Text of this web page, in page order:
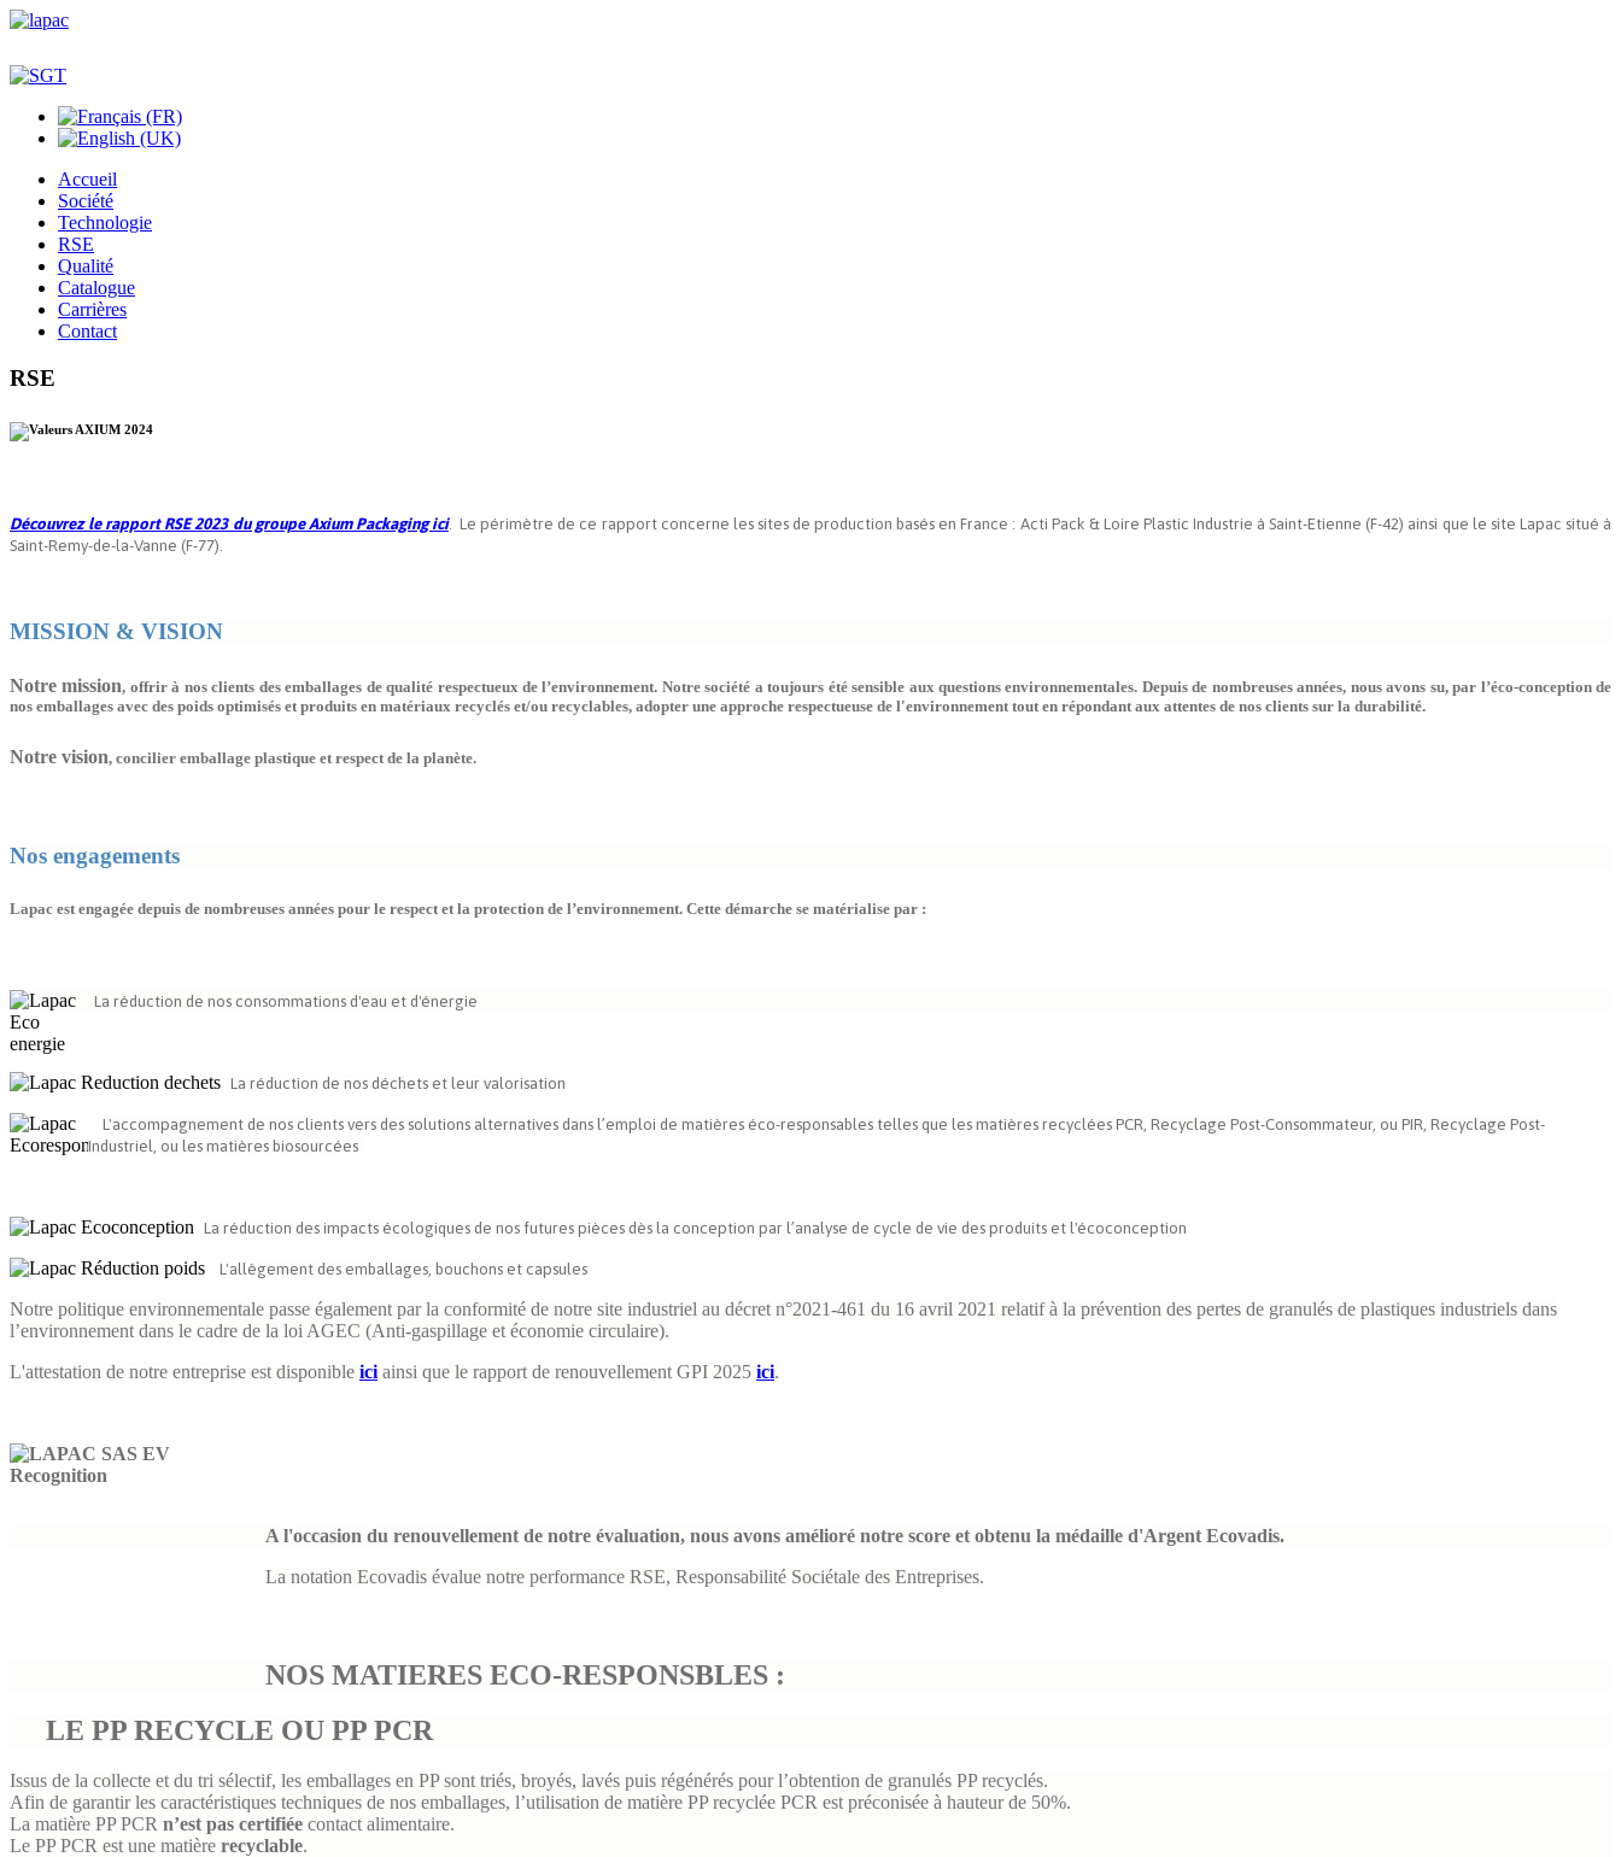
Accueil
Société
Technologie
RSE
Qualité
Catalogue
Carrières
Contact
RSE
Découvrez le rapport RSE 2023 du groupe Axium Packaging ici. Le périmètre de ce rapport concerne les sites de production basés en France : Acti Pack & Loire Plastic Industrie à Saint-Etienne (F-42) ainsi que le site Lapac situé à
Saint-Remy-de-la-Vanne (F-77).
MISSION & VISION
Notre mission, offrir à nos clients des emballages de qualité respectueux de l’environnement. Notre société a toujours été sensible aux questions environnementales. Depuis de nombreuses années, nous avons su, par l’éco-conception de
nos emballages avec des poids optimisés et produits en matériaux recyclés et/ou recyclables, adopter une approche respectueuse de l'environnement tout en répondant aux attentes de nos clients sur la durabilité.
Notre vision, concilier emballage plastique et respect de la planète.
Nos engagements
Lapac est engagée depuis de nombreuses années pour le respect et la protection de l’environnement. Cette démarche se matérialise par :
La réduction de nos consommations d'eau et d'énergie
La réduction de nos déchets et leur valorisation
L'accompagnement de nos clients vers des solutions alternatives dans l’emploi de matières éco-responsables telles que les matières recyclées PCR, Recyclage Post-Consommateur, ou PIR, Recyclage Post-
Industriel, ou les matières biosourcées
La réduction des impacts écologiques de nos futures pièces dès la conception par l’analyse de cycle de vie des produits et l'écoconception
L'allègement des emballages, bouchons et capsules
Notre politique environnementale passe également par la conformité de notre site industriel au décret n°2021-461 du 16 avril 2021 relatif à la prévention des pertes de granulés de plastiques industriels dans
l’environnement dans le cadre de la loi AGEC (Anti-gaspillage et économie circulaire).
L'attestation de notre entreprise est disponible ici ainsi que le rapport de renouvellement GPI 2025 ici.
A l'occasion du renouvellement de notre évaluation, nous avons amélioré notre score et obtenu la médaille d'Argent Ecovadis.
La notation Ecovadis évalue notre performance RSE, Responsabilité Sociétale des Entreprises.
NOS MATIERES ECO-RESPONSBLES :
LE PP RECYCLE OU PP PCR
Issus de la collecte et du tri sélectif, les emballages en PP sont triés, broyés, lavés puis régénérés pour l’obtention de granulés PP recyclés.
Afin de garantir les caractéristiques techniques de nos emballages, l’utilisation de matière PP recyclée PCR est préconisée à hauteur de 50%.
La matière PP PCR n’est pas certifiée contact alimentaire.
Le PP PCR est une matière recyclable.